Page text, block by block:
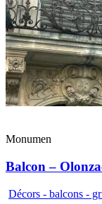
Monumen
Balcon –
Décors - balcons -